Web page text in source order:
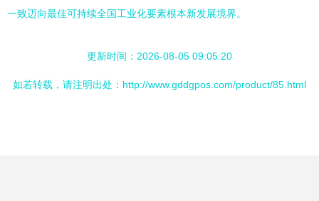
一致迈向最佳可持续全国工业化要素根本新发展境界。
更新时间：2026-08-05 09:05:20
如若转载，请注明出处：http://www.gddgpos.com/product/85.html